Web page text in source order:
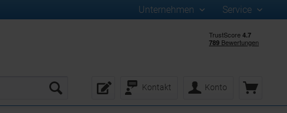
Unternehmen Service
Kontakt Konto